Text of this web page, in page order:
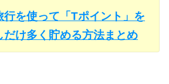
行を使って「Tポイント」を
だけ多く貯める方法まとめ